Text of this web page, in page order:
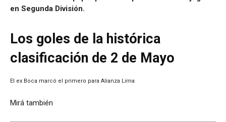
en Segunda División.
Los goles de la histórica
clasificación de 2 de Mayo
El ex Boca marcó el primero para Alianza Lima
Mirá también